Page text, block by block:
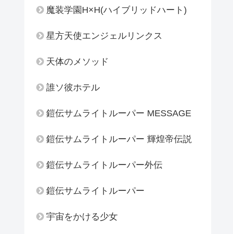
魔装学園H×H(ハイブリッドハート)
星方天使エンジェルリンクス
天体のメソッド
誰ソ彼ホテル
鎧伝サムライトルーパー MESSAGE
鎧伝サムライトルーパー 輝煌帝伝説
鎧伝サムライトルーパー外伝
鎧伝サムライトルーパー
宇宙をかける少女